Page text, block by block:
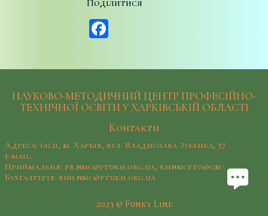
Поділитися
НАУКОВО-МЕТОДИЧНИЙ ЦЕНТР ПРОФЕСІЙНО-
ТЕХНІЧНОЇ ОСВІТИ У ХАРКІВСЬКІЙ ОБЛАСТІ
Контакти
Адреса: 61121, м. Харків, вул. Владислава Зубенка, 37
e-mail:
Приймальня: pr.nmc@ptukh.org.ua, khnmcpto@gmail.com
Бухгалтерія: buh.nmc@ptukh.org.ua
2023 © Funky Line